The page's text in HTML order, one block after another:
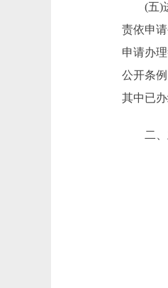
(五)进
责依申
申请办
公开条
其中已
二、